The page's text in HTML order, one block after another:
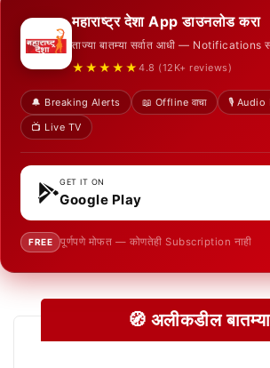
महाराष्ट्र देशा App डाउनलोड करा
ताज्या बातम्या सर्वात आधी — Notifications
★★★★★ 4.8 (12K+ reviews)
🔔 Breaking Alerts 📖 Offline वाचा
🎙️ Audio
📺 Live TV
GET IT ON
Google Play
FREE पूर्णपणे मोफत — कोणतेही Subscription नाही
🧭 अलीकडील बातम्या